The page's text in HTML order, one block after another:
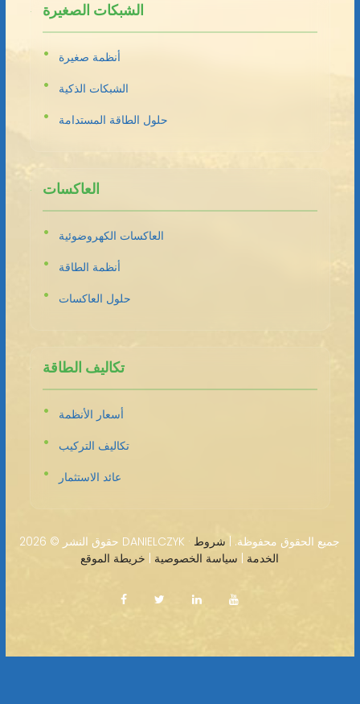
الشبكات الصغيرة
أنظمة صغيرة
الشبكات الذكية
حلول الطاقة المستدامة
العاكسات
العاكسات الكهروضوئية
أنظمة الطاقة
حلول العاكسات
تكاليف الطاقة
أسعار الأنظمة
تكاليف التركيب
عائد الاستثمار
حقوق النشر © 2026 DANIELCZYK · جميع الحقوق محفوظة. | شروط
الخدمة
سياسة الخصوصية خريطة الموقع